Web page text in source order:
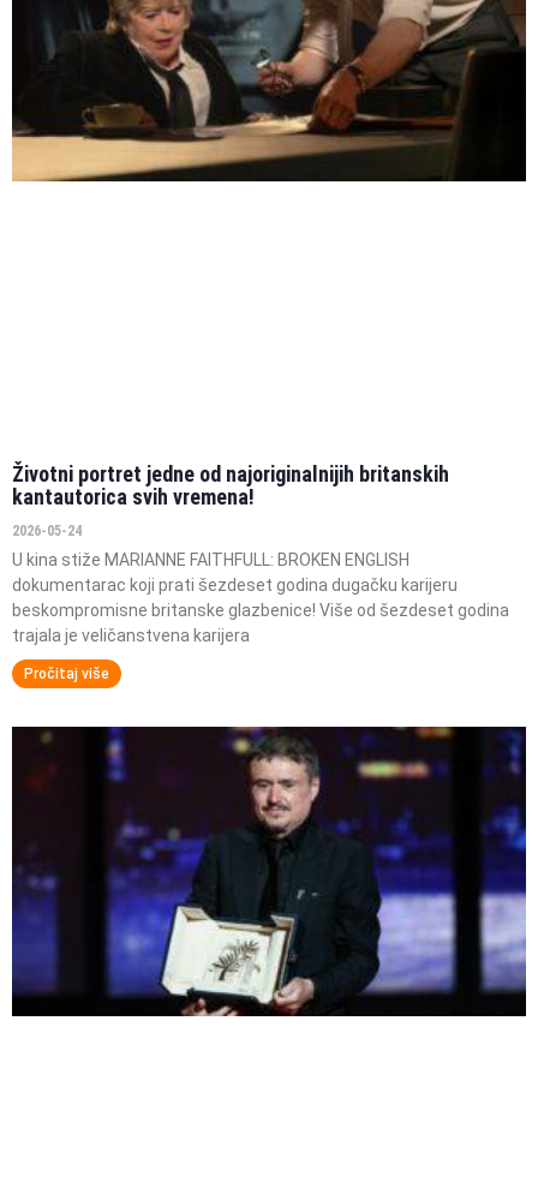
Životni portret jedne od najoriginalnijih britanskih
kantautorica svih vremena!
2026-05-24
U kina stiže MARIANNE FAITHFULL: BROKEN ENGLISH
dokumentarac koji prati šezdeset godina dugačku karijeru
beskompromisne britanske glazbenice! Više od šezdeset godina
trajala je veličanstvena karijera
Pročitaj više